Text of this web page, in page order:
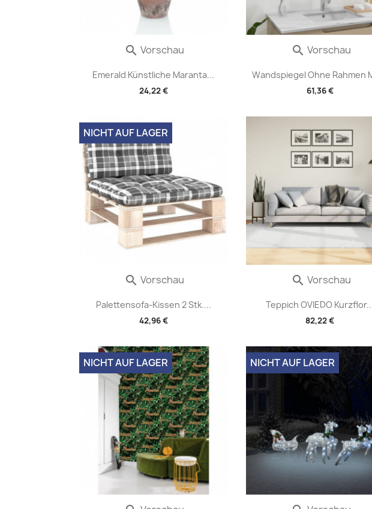
Emerald Künstliche Maranta...
24,22 €
 Vorschau
Wandspiegel Ohne Rahmen
61,36 €
 Vorschau
Palettensofa-Kissen 2 Stk....
42,96 €
NICHT AUF LAGER
 Vorschau
Teppich OVIEDO
82,22 €
 Vorschau
NICHT AUF LAGER NICHT AUF LAGER